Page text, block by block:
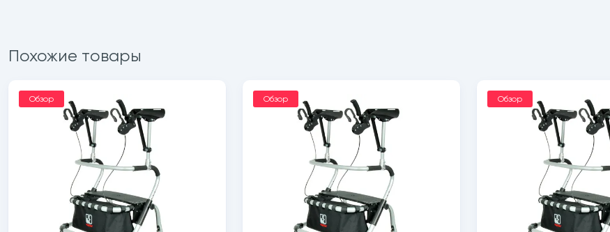
Похожие товары
Обзор Обзор Обзор